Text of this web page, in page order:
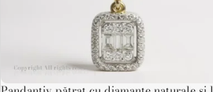
Inele cu pietre
Inele cu pietre diamond